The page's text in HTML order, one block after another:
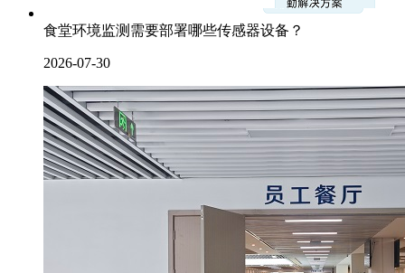
食堂环境监测需要部署哪些传感器设备？
2026-07-30